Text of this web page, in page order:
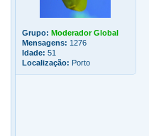
Grupo: Moderador Global
Mensagens: 1276
Idade: 51
Localização: Porto